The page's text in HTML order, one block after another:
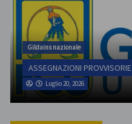
Gildains nazionale
ASSEGNAZIONI PROVVISORIE
Luglio 20, 2026